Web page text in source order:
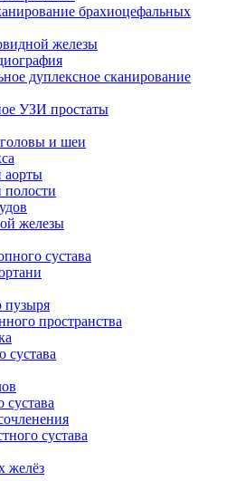
брахиоцефальных
железы
дуплексное сканирование
УЗИ простаты
и шеи
железы
сустава
пространства
сустава
сустава
желёз